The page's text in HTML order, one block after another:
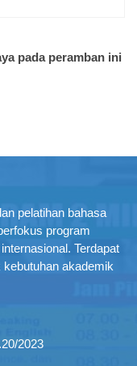
pada peramban ini
pelatihan bahasa
program
Terdapat
akademik
2023